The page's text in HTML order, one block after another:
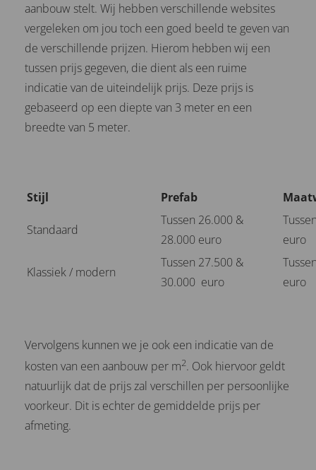
aanbouw stelt. Wij hebben verschillende websites
vergeleken om jou toch een goed beeld te geven van
de verschillende prijzen. Hierom hebben wij een
tussen prijs gegeven, die dient als een ruime
indicatie van de uiteindelijk prijs. Deze prijs is
gebaseerd op een diepte van 3 meter en een
breedte van 5 meter.
Stijl Prefab
Standaard
Tussen 26.000 &
28.000 euro
euro
Klassiek / modern
Tussen 27.500 &
30.000 euro
euro
Vervolgens kunnen we je ook een indicatie van de
kosten van een aanbouw per m2. Ook hiervoor geldt
natuurlijk dat de prijs zal verschillen per persoonlijke
voorkeur. Dit is echter de gemiddelde prijs per
afmeting.